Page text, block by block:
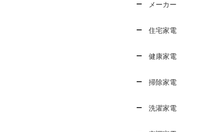
メーカー
住宅家電
健康家電
掃除家電
洗濯家電